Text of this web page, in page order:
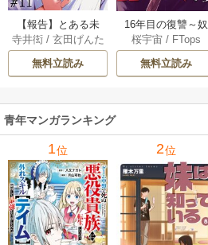
【報告】とある未
解決事件について 1
1巻
寺井衒/ 玄田げんた
無料立読み
16年目の復讐～奴
らを地獄に送るま
で 22巻
桜宇宙 / FTops
無料立読み
青年マンガランキング
1位 2位